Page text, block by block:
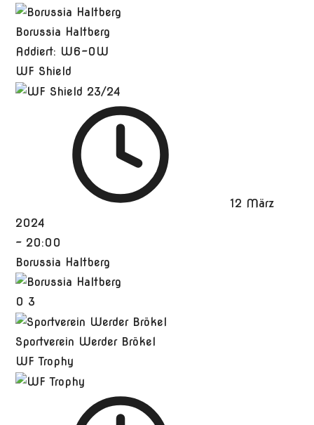
Borussia Haltberg
Addiert: W6-0W
WF Shield
12 März
2024
- 20:00
Borussia Haltberg
0 3
Sportverein Werder Brökel
WF Trophy